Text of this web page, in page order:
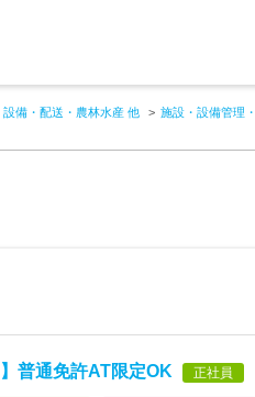
設備・配送・農林水産 他 施設・設備管理
普通免許AT限定OK 正社員